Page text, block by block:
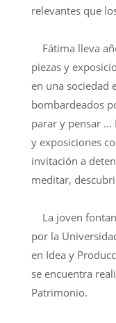
relevantes que
Fátima lleva
piezas y
en una sociedad
bombardeados
parar y pensar …
y exposiciones
invitación a
meditar,
La joven
por la
en Idea y
se encuentra
Patrimonio.